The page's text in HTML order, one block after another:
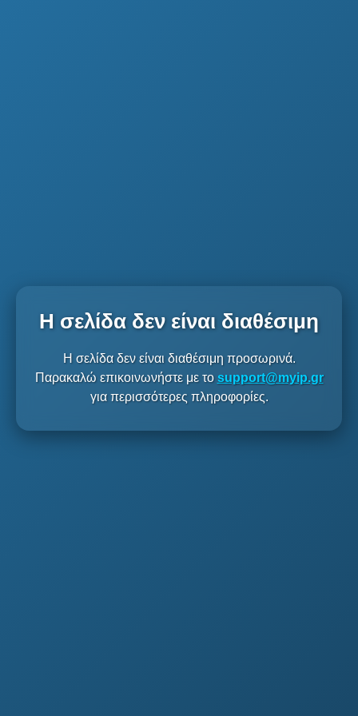
Η σελίδα δεν είναι διαθέσιμη
Η σελίδα δεν είναι διαθέσιμη προσωρινά.
Παρακαλώ επικοινωνήστε με το support@myip.gr
για περισσότερες πληροφορίες.